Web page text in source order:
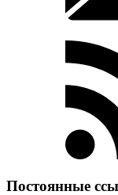
Постоянные